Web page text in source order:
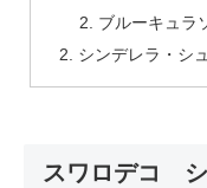
ブルーキュラ
シンデレラ・シ
スワロデコ